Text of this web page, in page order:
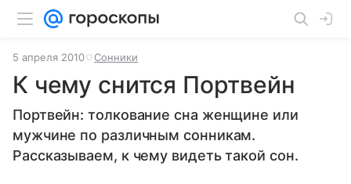
5 апреля 2010 Сонники
К чему снится Портвейн
Портвейн: толкование сна женщине или
мужчине по различным сонникам.
Рассказываем, к чему видеть такой сон.